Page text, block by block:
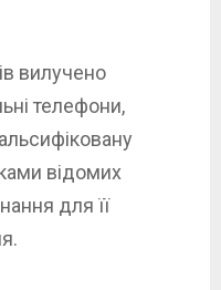
вилучено
телефони,
відомих
для її